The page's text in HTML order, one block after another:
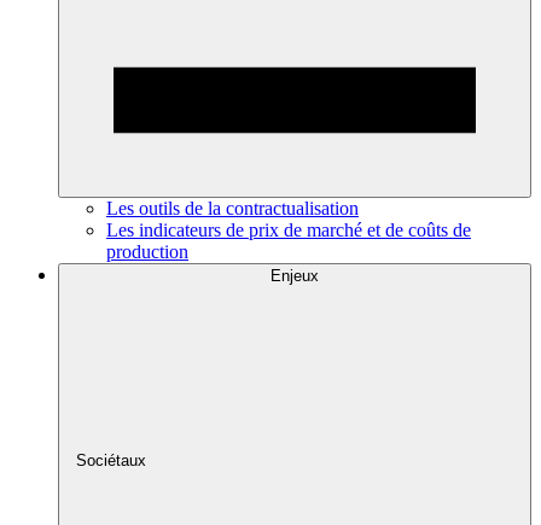
Les outils de la contractualisation
Les indicateurs de prix de marché et de coûts de
production
Enjeux
Sociétaux